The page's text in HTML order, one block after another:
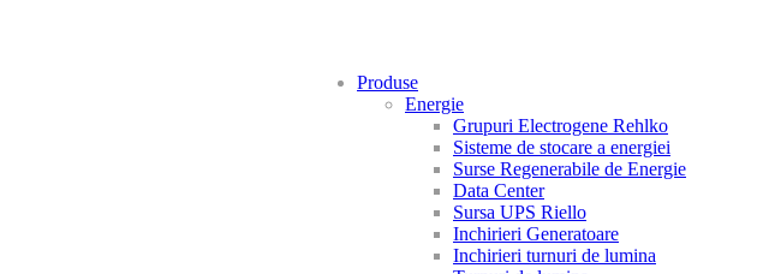
Produse
Energie
Grupuri Electrogene Rehlko
Sisteme de stocare a energiei
Surse Regenerabile de Energie
Data Center
Sursa UPS Riello
Inchirieri Generatoare
Inchirieri turnuri de lumina